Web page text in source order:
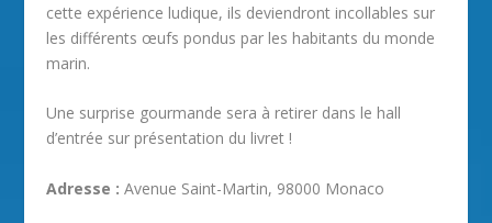
cette expérience ludique, ils deviendront incollables sur
les différents œufs pondus par les habitants du monde
marin.
Une surprise gourmande sera à retirer dans le hall
d’entrée sur présentation du livret !
Adresse : Avenue Saint-Martin, 98000 Monaco